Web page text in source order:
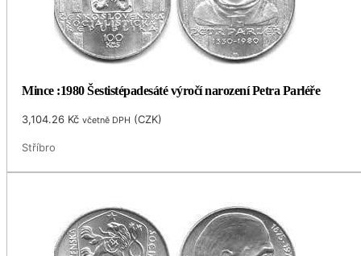
Mince :1980 Šestistépadesáté výročí narození Petra Parléře
3,104.26 Kč včetně DPH (CZK)
Stříbro